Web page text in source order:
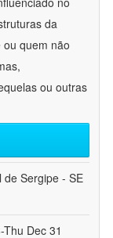
da
quem não
ou outras
de Sergipe - SE
Dec 31